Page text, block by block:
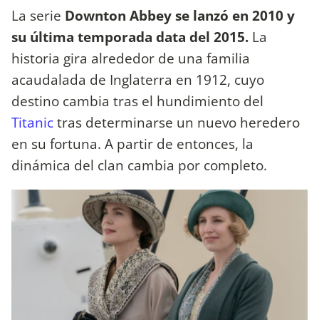
La serie Downton Abbey se lanzó en 2010 y
su última temporada data del 2015. La
historia gira alrededor de una familia
acaudalada de Inglaterra en 1912, cuyo
destino cambia tras el hundimiento del
Titanictras determinarse un nuevo heredero
en su fortuna. A partir de entonces, la
dinámica del clan cambia por completo.